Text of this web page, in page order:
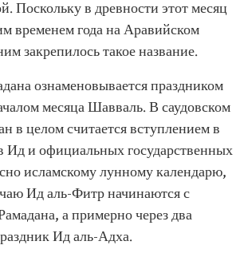
Поскольку в древности этот месяц
временем года на Аравийском
закрепилось такое название.
ознаменовывается праздником
месяца Шавваль. В саудовском
в целом считается вступлением в
Ид и официальных государственных
исламскому лунному календарю,
Ид аль-Фитр начинаются с
а примерно через два
Ид аль-Адха.